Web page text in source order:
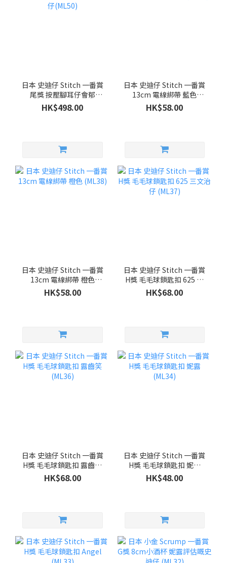
日本 史迪仔 Stitch 一番賞
尾獎 按壓腳耳仔會郁
30cm公仔(ML50)
HK$498.00
日本 史迪仔 Stitch 一番賞
13cm 電線綁帶 藍色
(ML39)
HK$58.00
日本 史迪仔 Stitch 一番賞
13cm 電線綁帶 橙色
(ML38)
HK$58.00
日本 史迪仔 Stitch 一番賞
H獎 毛毛球鎖匙扣 625 三
文治仔 (ML37)
HK$68.00
日本 史迪仔 Stitch 一番賞
H獎 毛毛球鎖匙扣 露齒笑
(ML36)
HK$68.00
日本 史迪仔 Stitch 一番賞
H獎 毛毛球鎖匙扣 妮露
(ML34)
HK$48.00